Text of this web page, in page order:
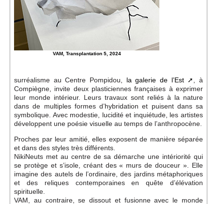
Cousinages
VAM, Transplantation 5, 2024
surréalisme au Centre Pompidou, la galerie de l’Est
, à
Compiègne, invite deux plasticiennes françaises à exprimer
leur monde intérieur. Leurs travaux sont reliés à la nature
dans de multiples formes d’hybridation et puisent dans sa
symbolique. Avec modestie, lucidité et inquiétude, les artistes
développent une poésie visuelle au temps de l’anthropocène.
Proches par leur amitié, elles exposent de manière séparée
et dans des styles très différents.
NikiNeuts met au centre de sa démarche une intériorité qui
se protège et s’isole, créant des « murs de douceur ». Elle
imagine des autels de l’ordinaire, des jardins métaphoriques
et des reliques contemporaines en quête d’élévation
spirituelle.
VAM, au contraire, se dissout et fusionne avec le monde